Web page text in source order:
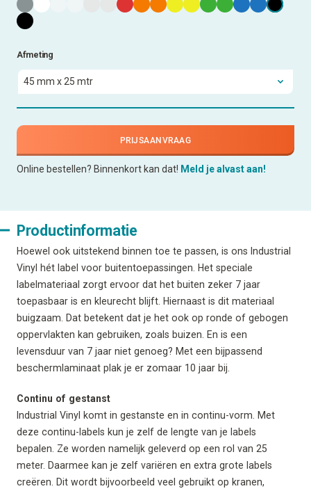
Afmeting
PRIJSAANVRAAG
Online bestellen? Binnenkort kan dat! Meld je alvast aan!
Productinformatie
Hoewel ook uitstekend binnen toe te passen, is ons Industrial
Vinyl hét label voor buitentoepassingen. Het speciale
labelmateriaal zorgt ervoor dat het buiten zeker 7 jaar
toepasbaar is en kleurecht blijft. Hiernaast is dit materiaal
buigzaam. Dat betekent dat je het ook op ronde of gebogen
oppervlakten kan gebruiken, zoals buizen. En is een
levensduur van 7 jaar niet genoeg? Met een bijpassend
beschermlaminaat plak je er zomaar 10 jaar bij.
Continu of gestanst
Industrial Vinyl komt in gestanste en in continu-vorm. Met
deze continu-labels kun je zelf de lengte van je labels
bepalen. Ze worden namelijk geleverd op een rol van 25
meter. Daarmee kan je zelf variëren en extra grote labels
creëren. Dit wordt bijvoorbeeld veel gebruikt op kranen,